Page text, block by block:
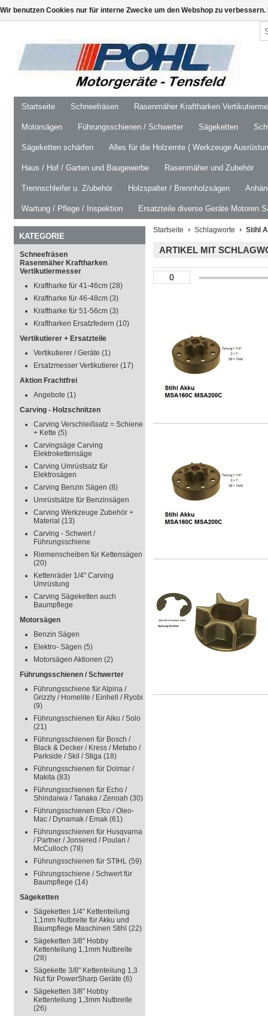
Startseite Schneefräsen Rasenmäher Kraftharken
Motorsägen Führungsschienen / Schwerter Sägeketten
Sägeketten schärfen Alles für die Holzernte ( Werkzeuge
Haus / Hof / Garten und Baugewerbe Rasenmäher und Zubehör
Trennschleifer u. Z/ubehör Holzspalter / Brennholzsägen
Wartung / Pflege / Inspektion Ersatzteile diverse Geräte Motoren
KATEGORIE
Schneefräsen
Rasenmäher Kraftharken
Vertikutiermesser
Kraftharke für 41-46cm (28)
Kraftharke für 46-48cm (3)
Kraftharke für 51-56cm (3)
Kraftharken Ersatzfedern (10)
Vertikutierer + Ersatzteile
Vertikutierer / Geräte (1)
Ersatzmesser Vertikutierer (17)
Aktion Frachtfrei
Angebote (1)
Carving - Holzschnitzen
Carving Verschleißsatz = Schiene
+ Kette (5)
Carvingsäge Carving
Elektrokettensäge
Carving Umrüstsatz für
Elektrosägen
Carving Benzin Sägen (8)
Umrüstsätze für Benzinsägen
Carving Werkzeuge Zubehör +
Material (13)
Carving - Schwert /
Führungsschiene
Riemenscheiben für Kettensägen
(20)
Kettenräder 1/4" Carving
Umrüstung
Carving Sägeketten auch
Baumpflege
Motorsägen
Benzin Sägen
Elektro- Sägen (5)
Motorsägen Aktionen (2)
Führungsschienen / Schwerter
Führungsschiene für Alpina /
Grizzly / Homelite / Einhell / Ryobi
(9)
Führungsschienen für Alko / Solo
(21)
Führungsschienen für Bosch /
Black & Decker / Kress / Metabo /
Parkside / Skil / Stiga (18)
Führungsschienen für Dolmar /
Makita (83)
Führungsschienen für Echo /
Shindaiwa / Tanaka / Zenoah (30)
Führungsschienen Efco / Oleo-
Mac / Dynamak / Emak (61)
Führungsschienen für Husqvarna
/ Partner / Jonsered / Poulan /
McCulloch (78)
Führungsschienen für STIHL (59)
Führungsschiene / Schwert für
Baumpflege (14)
Sägeketten
Sägeketten 1/4" Kettenteilung
1,1mm Nutbreite für Akku und
Baumpflege Maschinen Stihl (22)
Sägeketten 3/8" Hobby
Kettenteilung 1,1mm Nutbreite
(28)
Sägekette 3/8" Kettenteilung 1,3
Nut für PowerSharp Geräte (6)
Sägeketten 3/8" Hobby
Kettenteilung 1,3mm Nutbreite
(26)
Startseite Schlagworte Stihl
ARTIKEL MIT
Wir benutzen Cookies nur für interne Zwecke um den Webshop zu